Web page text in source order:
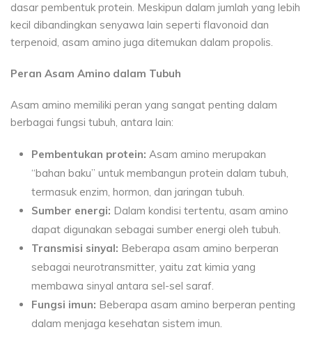
dasar pembentuk protein. Meskipun dalam jumlah yang lebih
kecil dibandingkan senyawa lain seperti flavonoid dan
terpenoid, asam amino juga ditemukan dalam propolis.
Peran Asam Amino dalam Tubuh
Asam amino memiliki peran yang sangat penting dalam
berbagai fungsi tubuh, antara lain:
Pembentukan protein: Asam amino merupakan
“bahan baku” untuk membangun protein dalam tubuh,
termasuk enzim, hormon, dan jaringan tubuh.
Sumber energi: Dalam kondisi tertentu, asam amino
dapat digunakan sebagai sumber energi oleh tubuh.
Transmisi sinyal: Beberapa asam amino berperan
sebagai neurotransmitter, yaitu zat kimia yang
membawa sinyal antara sel-sel saraf.
Fungsi imun: Beberapa asam amino berperan penting
dalam menjaga kesehatan sistem imun.